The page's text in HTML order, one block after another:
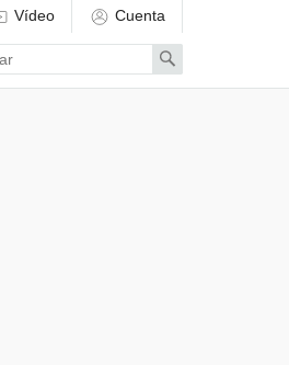
Vídeo Cuenta
Search